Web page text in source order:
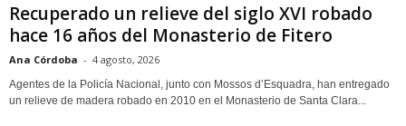
Recuperado un relieve del siglo XVI robado
hace 16 años del Monasterio de Fitero
Ana Córdoba - 4 agosto, 2026
Agentes de la Policía Nacional, junto con Mossos d’Esquadra, han entregado
un relieve de madera robado en 2010 en el Monasterio de Santa Clara...